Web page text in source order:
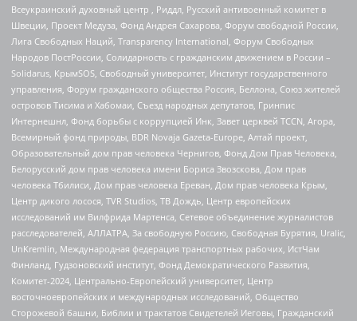
Всеукраинский духовный центр , Риддл, Русский антивоенный комитет в
Швеции, Проект Медуза, Фонд Андрея Сахарова, Форум свободной России,
Лига Свободных Наций, Transparеncy International, Форум Свободных
Народов ПостРоссии, Солидарность с гражданским движением в России –
Solidarus, КрымSOS, Свободный университет, Институт государственного
управления, Форум гражданского общества Россия, Беллона, Союз жителей
островов Тисима и Хабомаи, Съезд народных депутатов, Гринпис
Интернешнл, Фонд борьбы с коррупцией Инк, Завет церквей TCCN, Агора,
Всемирный фонд природы, BDR Novaja Gazeta-Europe, Алтай проект,
Образовательный дом прав человека Чернигов, Фонд Дом Прав Человека,
Белорусский дом прав человека имени Бориса Звозскова, Дом прав
человека Тбилиси, Дом прав человека Ереван, Дом прав человека Крым,
Центр дикого лосося, TVR Studios, ТВ Дождь, Центр европейских
исследований им Вилфрида Мартенса, Сетевое объединение журналистов
расследователей, АЛЛАТРА, За свободную Россию, Свободная Бурятия, Uralic,
UnKremlin, Международная федерация транспортных рабочих, ИстЧам
Финланд, Гудзоновский институт, Фонд Демократического Развития,
Комитет-2024, Центрально-Европейский университет, Центр
восточноевропейских и международных исследований, Общество
Сторожевой башни, Библии и трактатов Свидетелей Иеговы, Гражданский